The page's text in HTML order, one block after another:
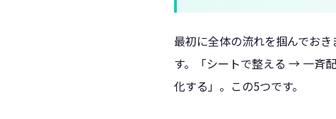
最初に全体の流れを掴んでお
す。「シートで整える → 一斉
化する」。この5つです。